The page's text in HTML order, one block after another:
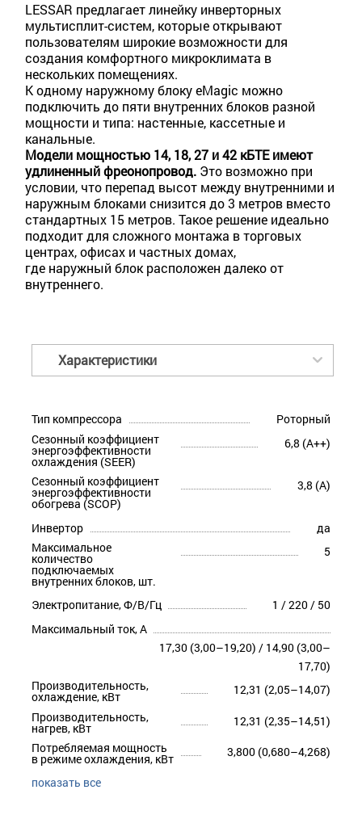
LESSAR предлагает линейку инверторных
мультисплит-систем, которые открывают
пользователям широкие возможности для
создания комфортного микроклимата в
нескольких помещениях.
К одному наружному блоку eMagic можно
подключить до пяти внутренних блоков разной
мощности и типа: настенные, кассетные и
канальные.
Модели мощностью 14, 18, 27 и 42 кБТЕ имеют
удлиненный фреонопровод. Это возможно при
условии, что перепад высот между внутренними и
наружным блоками снизится до 3 метров вместо
стандартных 15 метров. Такое решение идеально
подходит для сложного монтажа в торговых
центрах, офисах и частных домах,
где наружный блок расположен далеко от
внутреннего.
Характеристики
Тип компрессора
Роторный
Сезонный коэффициент
энергоэффективности
охлаждения (SEER)
6,8 (A++)
Сезонный коэффициент
энергоэффективности
обогрева (SCOP)
3,8 (A)
Инвертор
да
Максимальное
количество
подключаемых
внутренних блоков, шт.
5
Электропитание, Ф/В/Гц
1 / 220 / 50
Максимальный ток, А
17,30 (3,00–19,20) / 14,90 (3,00–
17,70)
Производительность,
охлаждение, кВт
12,31 (2,05–14,07)
Производительность,
нагрев, кВт
12,31 (2,35–14,51)
Потребляемая мощность
в режиме охлаждения, кВт 3,800 (0,680–4,268)
показать все